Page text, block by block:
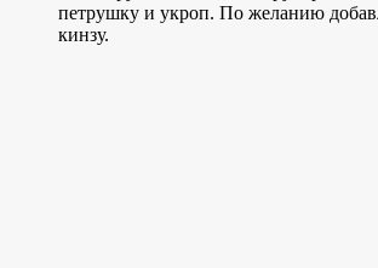
петрушку и укроп. По желанию
кинзу.